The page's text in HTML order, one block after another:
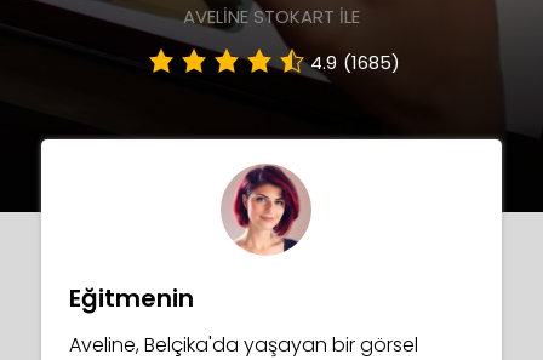
AVELINE STOKART ILE
4.9 (1685)
Eğitmenin
Aveline, Belçika'da yaşayan bir görsel